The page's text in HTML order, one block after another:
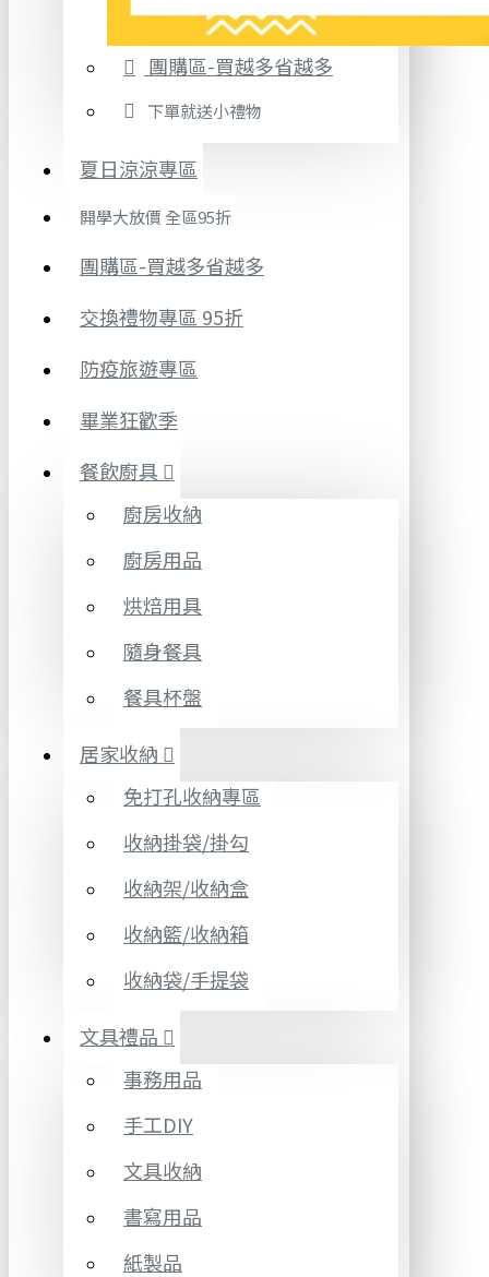
團購區-買越多省越多
下單就送小禮物
夏日涼涼專區
開學大放價 全區95折
團購區-買越多省越多
交換禮物專區 95折
防疫旅遊專區
畢業狂歡季
餐飲廚具
廚房收納
廚房用品
烘焙用具
隨身餐具
餐具杯盤
居家收納
免打孔收納專區
收納掛袋/掛勾
收納架/收納盒
收納籃/收納箱
收納袋/手提袋
文具禮品
事務用品
手工DIY
文具收納
書寫用品
紙製品